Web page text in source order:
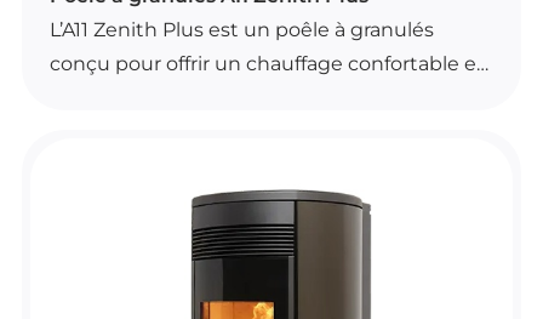
L’A11 Zenith Plus est un poêle à granulés
conçu pour offrir un chauffage confortable et
Son brasier autonettoyant facilite l’entretien
au quotidien. Il fonctionne en convection
naturelle et propose une ventilation frontale